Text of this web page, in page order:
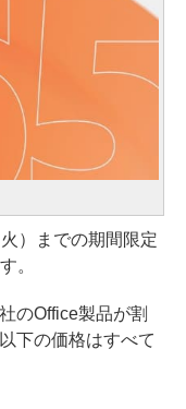
）までの期間限定
。
のOffice製品が割
下の価格はすべて